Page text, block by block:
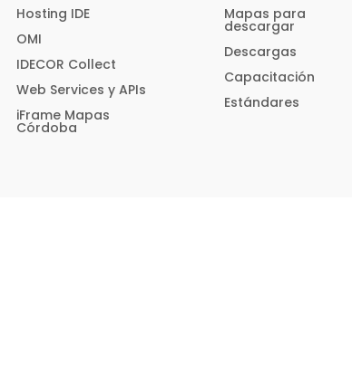
Hosting IDE
OMI
IDECOR Collect
Web Services y APIs
iFrame Mapas
Córdoba
Mapas para
descargar
Descargas
Capacitación
Estándares